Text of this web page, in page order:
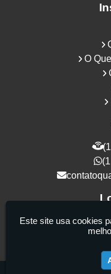
O
Rua
Paulo /
Este site usa cookies